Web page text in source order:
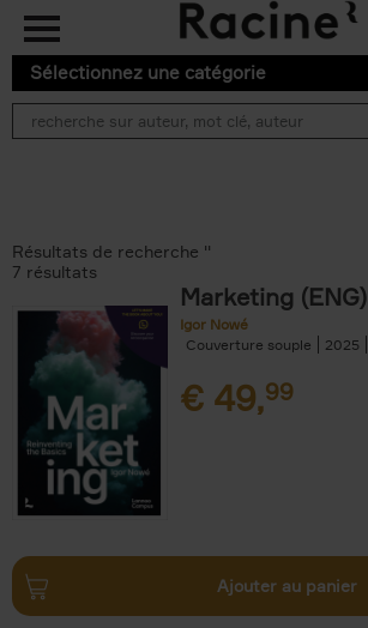
Aller au contenu principal
Sélectionnez une catégorie
Résultats de recherche ''
7 résultats
Marketing (ENG)
Igor Nowé
Couverture souple
2025
€ 49,99
Ajouter au panier